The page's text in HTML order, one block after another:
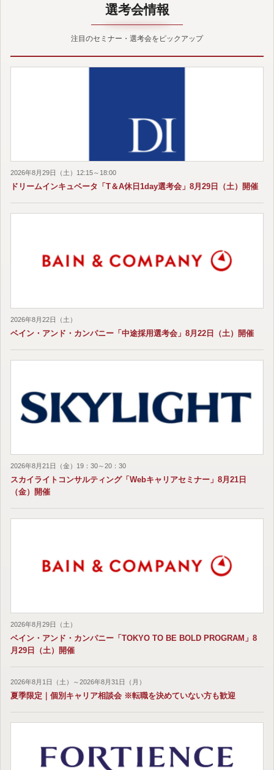
選考会情報
注目のセミナー・選考会をピックアップ
2026年8月29日（土）12:15～18:00
ドリームインキュベータ「T＆A休日1day選考会」8月29日（土）開催
2026年8月22日（土）
ベイン・アンド・カンパニー「中途採用選考会」8月22日（土）開催
2026年8月21日（金）19：30～20：30
スカイライトコンサルティング「Webキャリアセミナー」8月21日
（金）開催
2026年8月29日（土）
ベイン・アンド・カンパニー「TOKYO TO BE BOLD PROGRAM」8
月29日（土）開催
2026年8月1日（土）～2026年8月31日（月）
夏季限定｜個別キャリア相談会 ※転職を決めていない方も歓迎